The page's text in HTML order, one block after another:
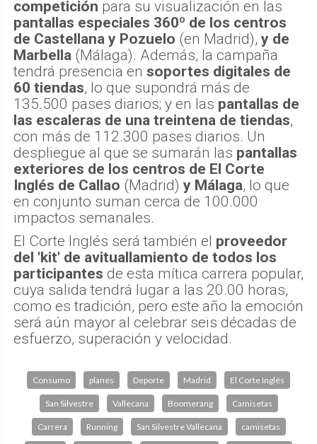
competición para su visualización en las
pantallas especiales 360º de los centros
de Castellana y Pozuelo (en Madrid), y de
Marbella (Málaga). Además, la campaña
tendrá presencia en soportes digitales de
60 tiendas, lo que supondrá más de
135.500 pases diarios; y en las pantallas de
las escaleras de una treintena de tiendas,
con más de 112.300 pases diarios. Un
despliegue al que se sumarán las pantallas
exteriores de los centros de El Corte
Inglés de Callao (Madrid) y Málaga, lo que
en conjunto suman cerca de 100.000
impactos semanales.
El Corte Inglés será también el proveedor
del 'kit' de avituallamiento de todos los
participantes de esta mítica carrera popular,
cuya salida tendrá lugar a las 20.00 horas,
como es tradición, pero este año la emoción
será aún mayor al celebrar seis décadas de
esfuerzo, superación y velocidad.
Consumo planes Deporte Madrid El Corte Inglés
San Silvestre Vallecana Boomerang Camisetas
Carrera Running San Silvestre Vallecana camisetas